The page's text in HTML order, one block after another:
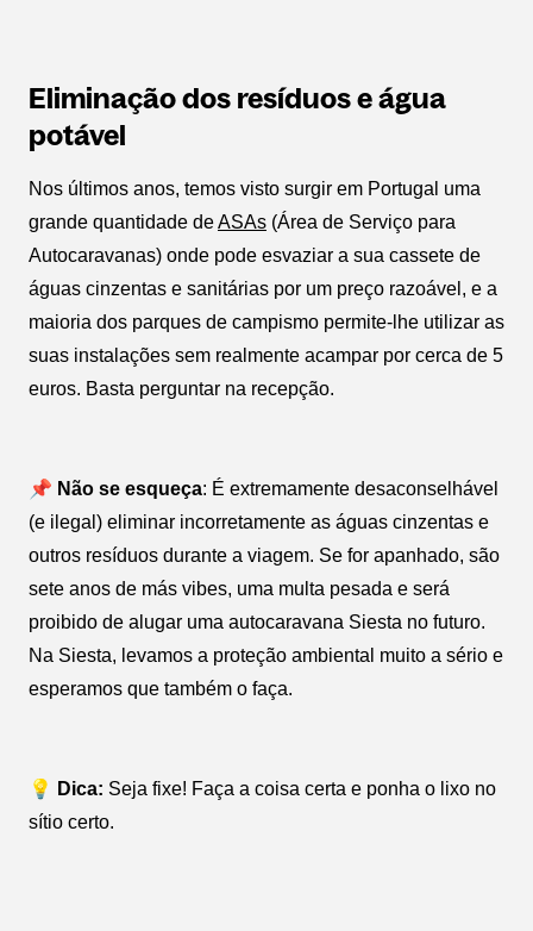
Eliminação dos resíduos e água
potável
Nos últimos anos, temos visto surgir em Portugal uma
grande quantidade deASAs (Área de Serviço para
Autocaravanas) onde pode esvaziar a sua cassete de
águas cinzentas e sanitárias por um preço razoável, e a
maioria dos parques de campismo permite-lhe utilizar as
suas instalações sem realmente acampar por cerca de 5
euros. Basta perguntar na recepção.
📌 Não se esqueça: É extremamente desaconselhável
(e ilegal) eliminar incorretamente as águas cinzentas e
outros resíduos durante a viagem. Se for apanhado, são
sete anos de más vibes, uma multa pesada e será
proibido de alugar uma autocaravana Siesta no futuro.
Na Siesta, levamos a proteção ambiental muito a sério e
esperamos que também o faça.
💡 Dica: Seja fixe! Faça a coisa certa e ponha o lixo no
sítio certo.